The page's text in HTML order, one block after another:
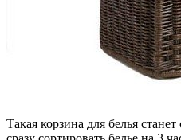
Такая корзина для белья